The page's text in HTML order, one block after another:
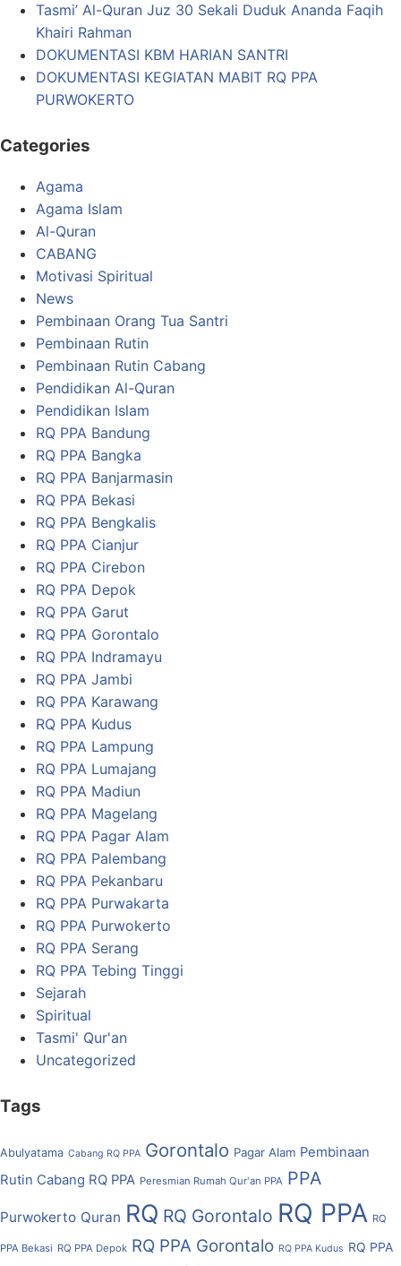
Tasmi’ Al-Quran Juz 30 Sekali Duduk Ananda Faqih
Khairi Rahman
DOKUMENTASI KBM HARIAN SANTRI
DOKUMENTASI KEGIATAN MABIT RQ PPA
PURWOKERTO
Categories
Agama
Agama Islam
Al-Quran
CABANG
Motivasi Spiritual
News
Pembinaan Orang Tua Santri
Pembinaan Rutin
Pembinaan Rutin Cabang
Pendidikan Al-Quran
Pendidikan Islam
RQ PPA Bandung
RQ PPA Bangka
RQ PPA Banjarmasin
RQ PPA Bekasi
RQ PPA Bengkalis
RQ PPA Cianjur
RQ PPA Cirebon
RQ PPA Depok
RQ PPA Garut
RQ PPA Gorontalo
RQ PPA Indramayu
RQ PPA Jambi
RQ PPA Karawang
RQ PPA Kudus
RQ PPA Lampung
RQ PPA Lumajang
RQ PPA Madiun
RQ PPA Magelang
RQ PPA Pagar Alam
RQ PPA Palembang
RQ PPA Pekanbaru
RQ PPA Purwakarta
RQ PPA Purwokerto
RQ PPA Serang
RQ PPA Tebing Tinggi
Sejarah
Spiritual
Tasmi' Qur'an
Uncategorized
Tags
Abulyatama Cabang RQ PPA Gorontalo Pagar Alam Pembinaan
Rutin Cabang RQ PPA Peresmian Rumah Qur'an PPA PPA
Purwokerto Quran RQ RQ Gorontalo RQ PPA RQ
PPA Bekasi RQ PPA Depok RQ PPA Gorontalo RQ PPA Kudus RQ PPA